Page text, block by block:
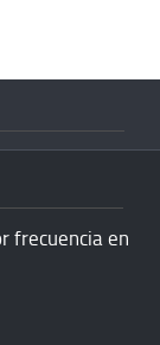
frecuencia en